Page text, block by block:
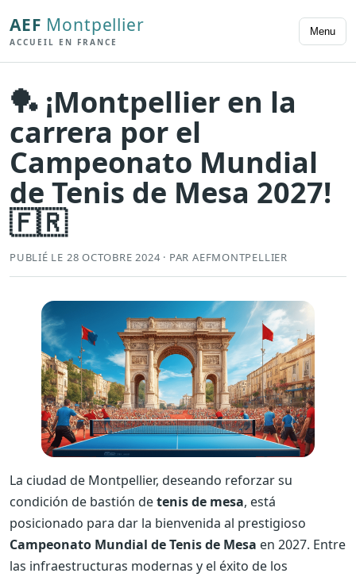
AEF Montpellier
ACCUEIL EN FRANCE
Menu
🏓 ¡Montpellier en la
carrera por el
Campeonato Mundial
de Tenis de Mesa 2027!
🇫🇷
PUBLIÉ LE 28 OCTOBRE 2024 · PAR AEFMONTPELLIER
La ciudad de Montpellier, deseando reforzar su
condición de bastión detenis de mesa, está
posicionado para dar la bienvenida al prestigioso
Campeonato Mundial de Tenis de Mesa en 2027. Entre
las infraestructuras modernas y el éxito de los